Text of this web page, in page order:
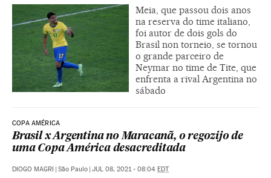
Meia, que passou dois anos
na reserva do time italiano,
foi autor de dois gols do
Brasil non torneio, se tornou
o grande parceiro de
Neymar no time de Tite, que
enfrenta a rival Argentina no
sábado
COPA AMÉRICA
Brasil x Argentina no Maracanã, o regozijo de
uma Copa América desacreditada
DIOGO MAGRI São Paulo JUL 08, 2021 - 08:04 EDT